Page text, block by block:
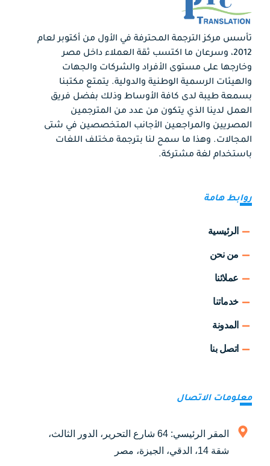
تأسس مركز الترجمة المحترفة في الأول من أكتوبر لعام
2012، وسرعان ما اكتسب ثقة العملاء داخل مصر
وخارجها على مستوى الأفراد والشركات والجهات
والهيئات الرسمية الوطنية والدولية. يتمتع مكتبنا
بسمعة طيبة لدى كافة الأوساط وذلك بفضل فريق
العمل لدينا الذي يتكون من عدد من المترجمين
المصريين والمراجعين الأجانب المتخصصين في شتى
المجالات. وهذا ما سمح لنا بترجمة مختلف اللغات
باستخدام لغة مشتركة.
روابط هامة
الرئيسية
من نحن
عملائنا
خدماتنا
المدونة
اتصل بنا
معلومات الاتصال
المقر الرئيسي: 64 شارع التحرير، الدور الثالث،
شقة 14، الدقي، الجيزة، مصر